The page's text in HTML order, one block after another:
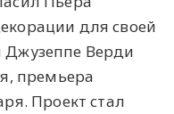
для своей
Верди
премьера
Проект стал